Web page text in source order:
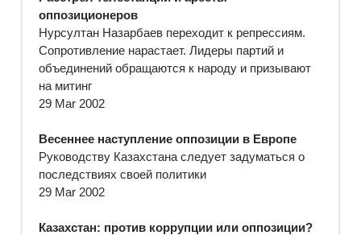
оппозиционеров
Нурсултан Назарбаев переходит к репрессиям.
Сопротивление нарастает. Лидеры партий и
объединений обращаются к народу и призывают
на митинг
29 Mar 2002
Весеннее наступление оппозиции в Европе
Руководству Казахстана следует задуматься о
последствиях своей политики
29 Mar 2002
Казахстан: против коррупции или оппозиции?